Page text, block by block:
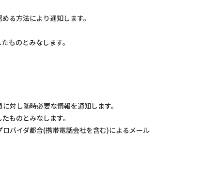
る方法により通知します。
ものとみなします。
対し随時必要な情報を通知します。
ものとみなします。
バイダ都合(携帯電話会社を含む)によるメール